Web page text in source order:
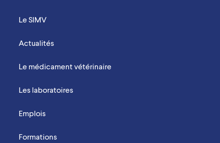
Menu Footer Mobile
Le SIMV
Actualités
Le médicament vétérinaire
Les laboratoires
Emplois
Formations